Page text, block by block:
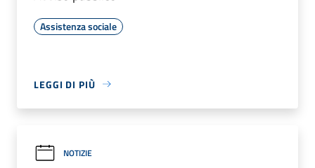
Assistenza sociale
LEGGI DI PIÙ
NOTIZIE